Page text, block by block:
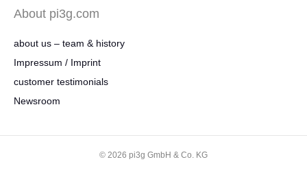
About pi3g.com
about us – team & history
Impressum / Imprint
customer testimonials
Newsroom
© 2026 pi3g GmbH & Co. KG